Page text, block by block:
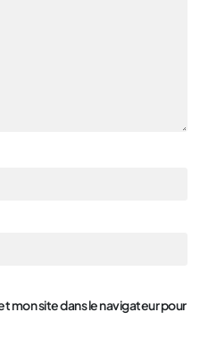
mon site dans le navigateur pour